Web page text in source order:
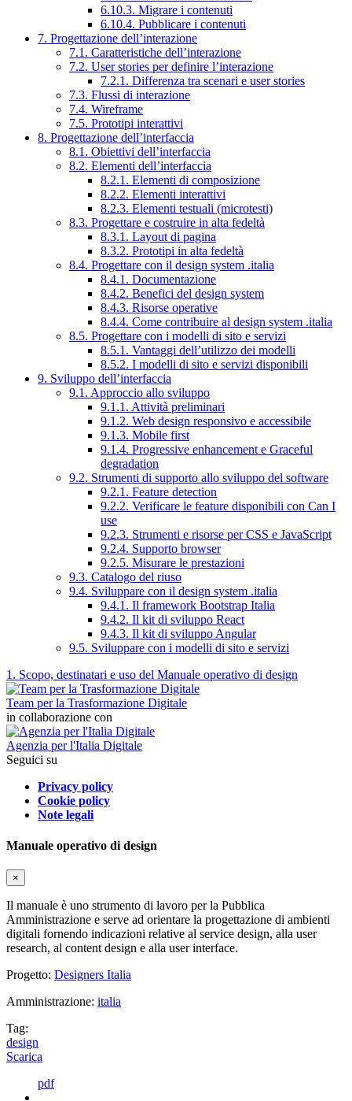
6.10.3. Migrare i contenuti
6.10.4. Pubblicare i contenuti
7. Progettazione dell’interazione
7.1. Caratteristiche dell’interazione
7.2. User stories per definire l’interazione
7.2.1. Differenza tra scenari e user stories
7.3. Flussi di interazione
7.4. Wireframe
7.5. Prototipi interattivi
8. Progettazione dell’interfaccia
8.1. Obiettivi dell’interfaccia
8.2. Elementi dell’interfaccia
8.2.1. Elementi di composizione
8.2.2. Elementi interattivi
8.2.3. Elementi testuali (microtesti)
8.3. Progettare e costruire in alta fedeltà
8.3.1. Layout di pagina
8.3.2. Prototipi in alta fedeltà
8.4. Progettare con il design system .italia
8.4.1. Documentazione
8.4.2. Benefici del design system
8.4.3. Risorse operative
8.4.4. Come contribuire al design system .italia
8.5. Progettare con i modelli di sito e servizi
8.5.1. Vantaggi dell’utilizzo dei modelli
8.5.2. I modelli di sito e servizi disponibili
9. Sviluppo dell’interfaccia
9.1. Approccio allo sviluppo
9.1.1. Attività preliminari
9.1.2. Web design responsivo e accessibile
9.1.3. Mobile first
9.1.4. Progressive enhancement e Graceful
degradation
9.2. Strumenti di supporto allo sviluppo del software
9.2.1. Feature detection
9.2.2. Verificare le feature disponibili con Can I
use
9.2.3. Strumenti e risorse per CSS e JavaScript
9.2.4. Supporto browser
9.2.5. Misurare le prestazioni
9.3. Catalogo del riuso
9.4. Sviluppare con il design system .italia
9.4.1. Il framework Bootstrap Italia
9.4.2. Il kit di sviluppo React
9.4.3. Il kit di sviluppo Angular
9.5. Sviluppare con i modelli di sito e servizi
1. Scopo, destinatari e uso del Manuale operativo di design
Team per la Trasformazione Digitale
in collaborazione con
Agenzia per l'Italia Digitale
Seguici su
Privacy policy
Cookie policy
Note legali
Manuale operativo di design
×
Il manuale è uno strumento di lavoro per la Pubblica
Amministrazione e serve ad orientare la progettazione di ambienti
digitali fornendo indicazioni relative al service design, alla user
research, al content design e alla user interface.
Progetto: Designers Italia
Amministrazione: italia
Tag:
design
Scarica
pdf